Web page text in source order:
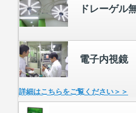
ドレーゲル
電子内視鏡
詳細はこちらをご覧ください＞＞